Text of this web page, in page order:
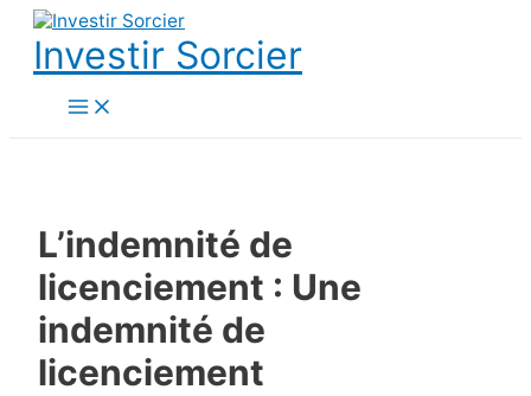
Aller
contenu
Investir Sorcier
Main
Menu
L’indemnité de
licenciement : Une
indemnité de
licenciement